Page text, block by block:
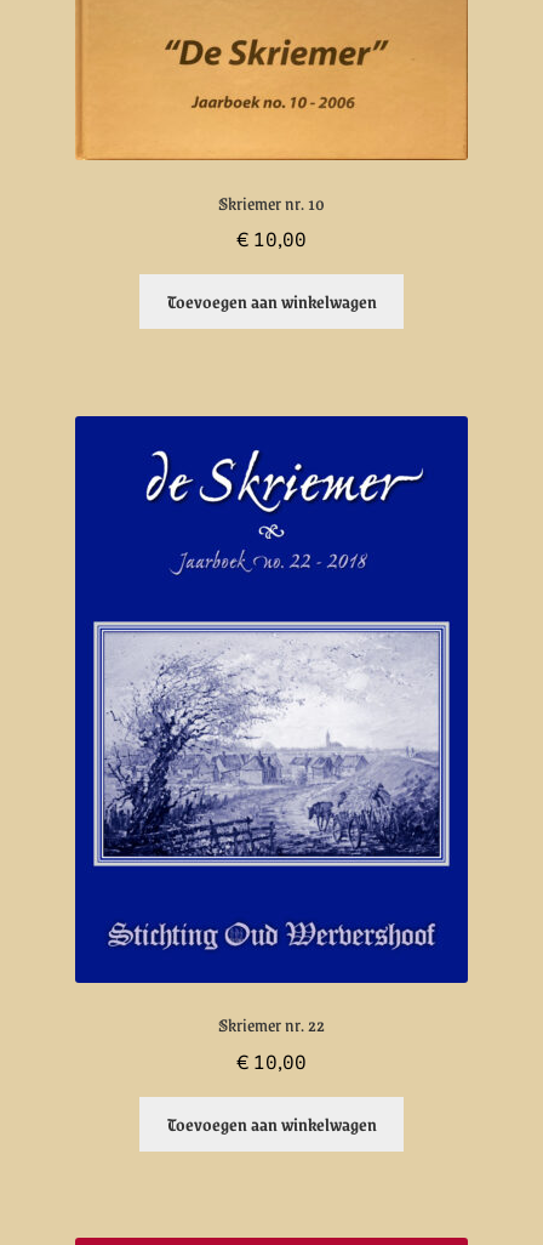
Skriemer nr. 10
€ 10,00
Toevoegen aan winkelwagen
Skriemer nr. 22
€ 10,00
Toevoegen aan winkelwagen